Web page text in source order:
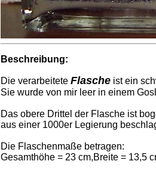
Beschreibung:
Die verarbeitete Flasche ist ein
Sie wurde von mir leer in einem
Das obere Drittel der Flasche ist
aus einer 1000er Legierung
Die Flaschenmaße betragen:
Gesamthöhe = 23 cm,Breite = 13,5